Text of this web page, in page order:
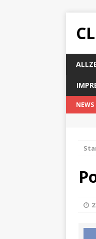
NEWS